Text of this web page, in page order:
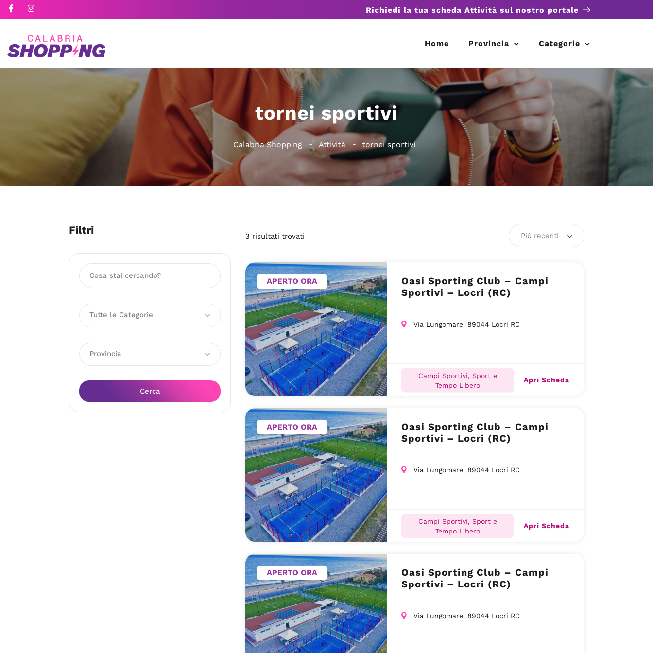
Richiedi la tua scheda Attività sul nostro portale
Home Provincia Categorie
tornei sportivi
Calabria Shopping Attività tornei sportivi
Filtri
Tutte le Categorie
Provincia
Cerca
3 risultati trovati Più recenti
APERTO ORA
Oasi Sporting Club – Campi
Sportivi – Locri (RC)
Via Lungomare, 89044 Locri RC
Campi Sportivi, Sport e
Tempo Libero
Apri Scheda
APERTO ORA
Oasi Sporting Club – Campi
Sportivi – Locri (RC)
Via Lungomare, 89044 Locri RC
Campi Sportivi, Sport e
Tempo Libero
Apri Scheda
APERTO ORA
Oasi Sporting Club – Campi
Sportivi – Locri (RC)
Via Lungomare, 89044 Locri RC